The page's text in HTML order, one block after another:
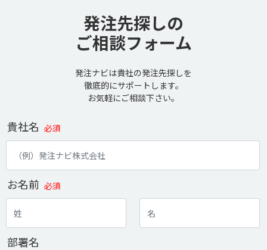
発注先探しの
ご相談フォーム
発注ナビは貴社の発注先探しを
徹底的にサポートします。
お気軽にご相談下さい。
貴社名 必須
お名前 必須
部署名